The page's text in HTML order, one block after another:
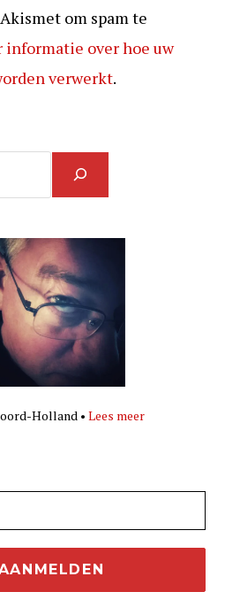
om spam te
informatie over hoe uw
verwerkt.
Holland •Lees meer